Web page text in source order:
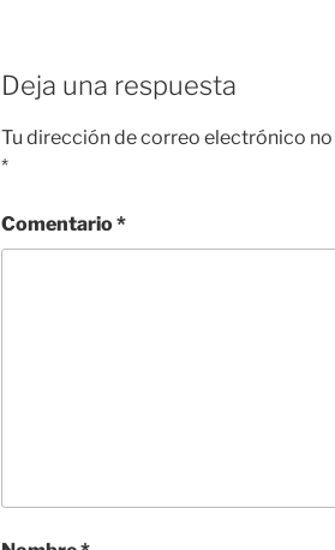
Deja una respuesta
Tu dirección de correo electrónico
*
Comentario*